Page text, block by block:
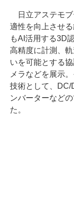
日立アステモブ
適性を向上させ
もAI活用する3D
高精度に計測、
いを可能とする
メラなどを展示
技術として、DC/
ンバーターなど
た。